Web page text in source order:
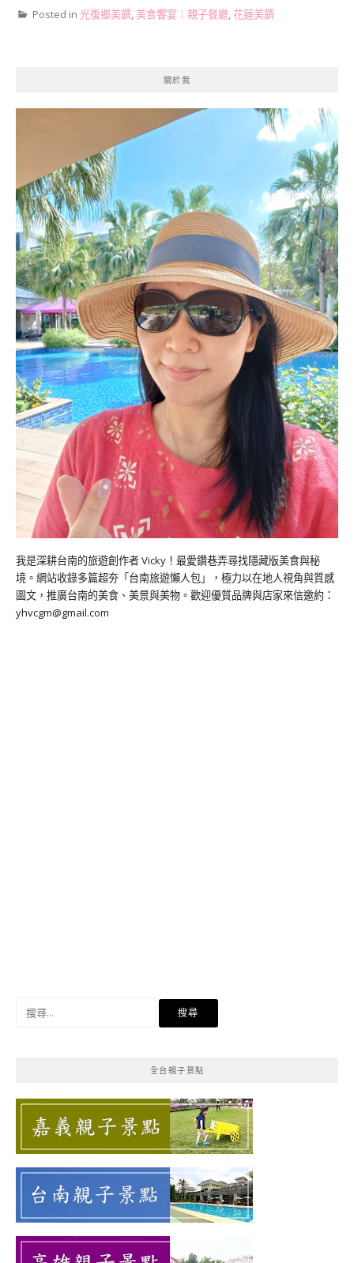
Posted in 光復鄉美饌 美食饗宴︱親子餐廳 花蓮美饌
關於我
我是深耕台南的旅遊創作者 Vicky！最愛鑽巷弄尋找隱藏版美食與秘
境。網站收錄多篇超夯「台南旅遊懶人包」，極力以在地人視角與質感
圖文，推廣台南的美食、美景與美物。歡迎優質品牌與店家來信邀約：
yhvcgm@gmail.com
全台親子景點